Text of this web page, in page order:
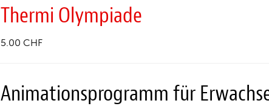
Thermi Olympiade
5.00 CHF
Animationsprogramm für